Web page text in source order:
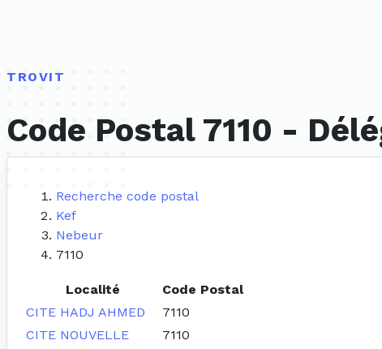
TROVIT
Code Postal 7110 -
Recherche code postal
Kef
Nebeur
7110
Localité
Code Postal
CITE HADJ AHMED
7110
CITE NOUVELLE
7110